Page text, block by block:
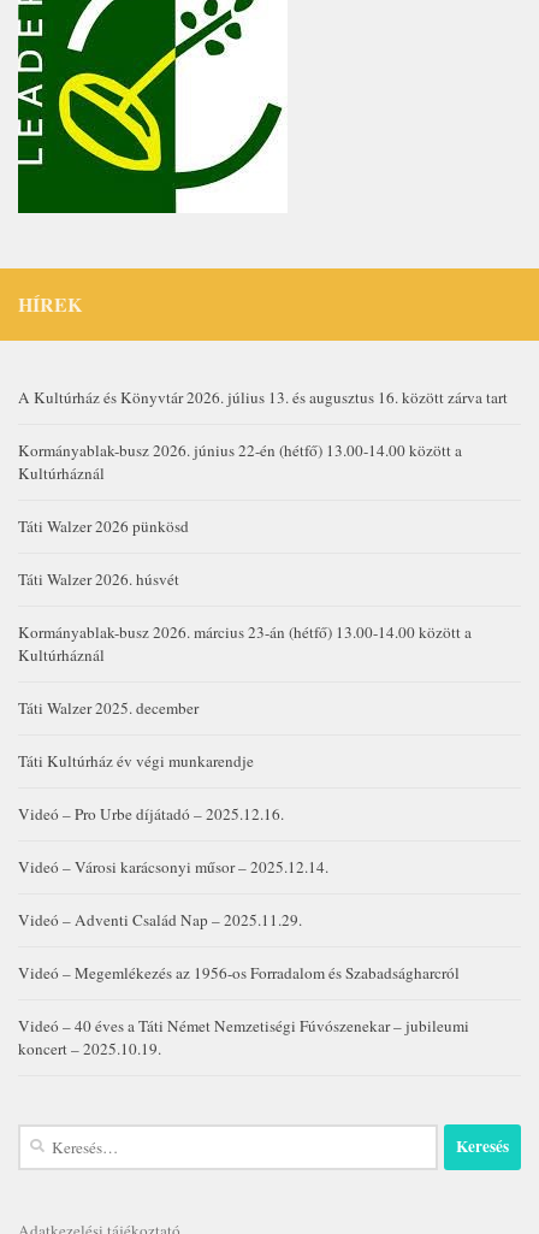
HÍREK
A Kultúrház és Könyvtár 2026. július 13. és augusztus 16. között zárva tart
Kormányablak-busz 2026. június 22-én (hétfő) 13.00-14.00 között a
Kultúrháznál
Táti Walzer 2026 pünkösd
Táti Walzer 2026. húsvét
Kormányablak-busz 2026. március 23-án (hétfő) 13.00-14.00 között a
Kultúrháznál
Táti Walzer 2025. december
Táti Kultúrház év végi munkarendje
Videó – Pro Urbe díjátadó – 2025.12.16.
Videó – Városi karácsonyi műsor – 2025.12.14.
Videó – Adventi Család Nap – 2025.11.29.
Videó – Megemlékezés az 1956-os Forradalom és Szabadságharcról
Videó – 40 éves a Táti Német Nemzetiségi Fúvószenekar – jubileumi
koncert – 2025.10.19.
Keresés: